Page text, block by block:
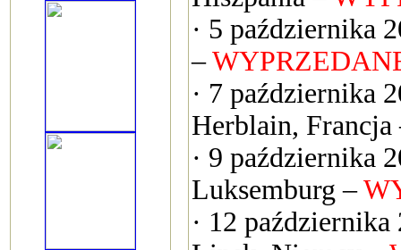
· 5 października
–
· 7 października
Herblain,
· 9 października
Luksemburg –
· 12